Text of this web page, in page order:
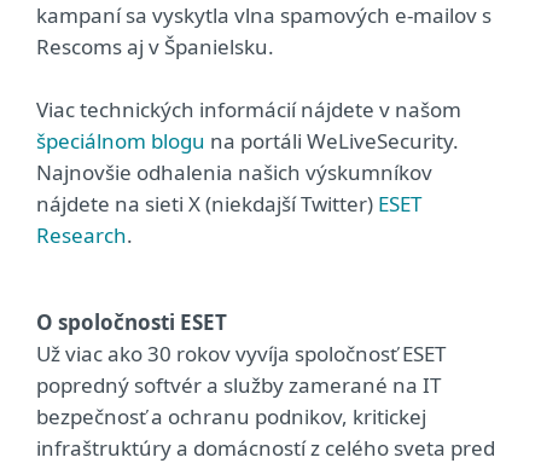
kampaní sa vyskytla vlna spamových e-mailov s
Rescoms aj v Španielsku.
Viac technických informácií nájdete v našom
špeciálnom blogu na portáli WeLiveSecurity.
Najnovšie odhalenia našich výskumníkov
nájdete na sieti X (niekdajší Twitter) ESET
Research.
O spoločnosti ESET
Už viac ako 30 rokov vyvíja spoločnosť ESET
popredný softvér a služby zamerané na IT
bezpečnosť a ochranu podnikov, kritickej
infraštruktúry a domácností z celého sveta pred